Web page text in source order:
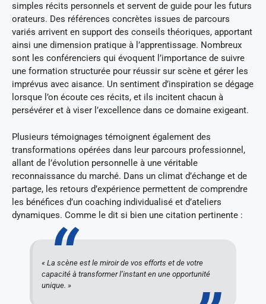
simples récits personnels et servent de guide pour les futurs
orateurs. Des références concrètes issues de parcours
variés arrivent en support des conseils théoriques, apportant
ainsi une dimension pratique à l’apprentissage. Nombreux
sont les conférenciers qui évoquent l’importance de suivre
une formation structurée pour réussir sur scène et gérer les
imprévus avec aisance. Un sentiment d’inspiration se dégage
lorsque l’on écoute ces récits, et ils incitent chacun à
persévérer et à viser l’excellence dans ce domaine exigeant.
Plusieurs témoignages témoignent également des
transformations opérées dans leur parcours professionnel,
allant de l’évolution personnelle à une véritable
reconnaissance du marché. Dans un climat d’échange et de
partage, les retours d’expérience permettent de comprendre
les bénéfices d’un coaching individualisé et d’ateliers
dynamiques. Comme le dit si bien une citation pertinente :
« La scène est le miroir de vos efforts et de votre
capacité à transformer l’instant en une opportunité
unique. »